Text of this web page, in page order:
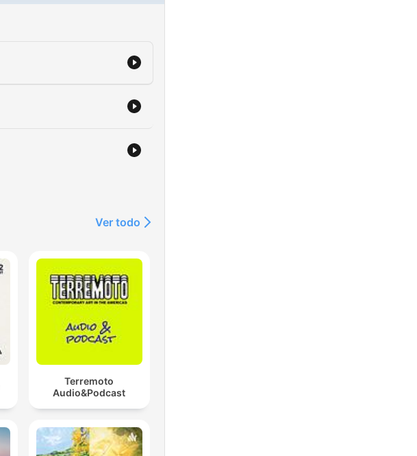
Ver todo
Terremoto
Audio&Podcast